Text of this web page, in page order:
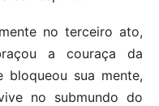
no terceiro ato,
a couraça da
bloqueou sua mente,
no submundo do